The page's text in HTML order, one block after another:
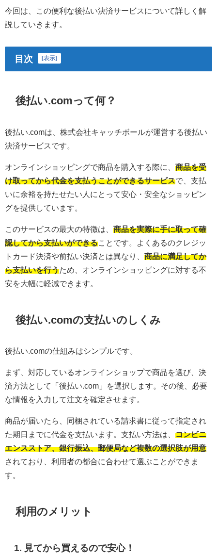
今回は、この便利な後払い決済サービスについて詳しく解
説していきます。
目次 表示
後払い.comって何？
後払い.comは、株式会社キャッチボールが運営する後払い
決済サービスです。
オンラインショッピングで商品を購入する際に、 商品を受
け取ってから代金を支払うことができるサービスで、支払
いに余裕を持たせたい人にとって安心・安全なショッピン
グを提供しています。
このサービスの最大の特徴は、 商品を実際に手に取って確
認してから支払いができる ことです。よくあるのクレジッ
トカード決済や前払い決済とは異なり、 商品に満足してか
ら支払いを行うため、オンラインショッピングに対する不
安を大幅に軽減できます。
後払い.comの支払いのしくみ
後払い.comの仕組みはシンプルです。
まず、対応しているオンラインショップで商品を選び、決
済方法として「後払い.com」を選択します。その後、必要
な情報を入力して注文を確定させます。
商品が届いたら、同梱されている請求書に従って指定され
た期日までに代金を支払います。支払い方法は、 コンビニ
エンスストア、銀行振込、郵便局など複数の選択肢が用意
されており、利用者の都合に合わせて選ぶことができま
す。
利用のメリット
1. 見てから買えるので安心！